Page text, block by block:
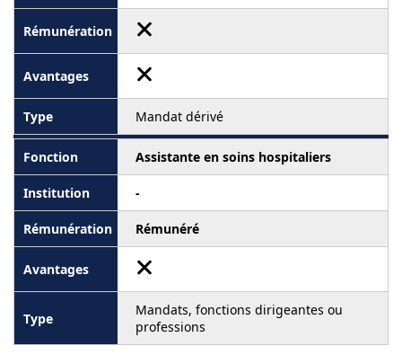
Mandat dérivé
Assistante en soins hospitaliers
-
Rémunéré
Mandats, fonctions dirigeantes ou
professions